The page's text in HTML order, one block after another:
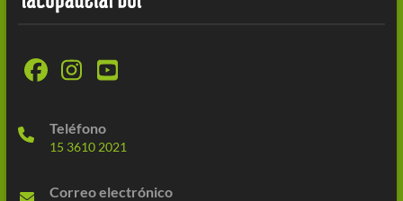
Teléfono
15 3610 2021
Correo electrónico